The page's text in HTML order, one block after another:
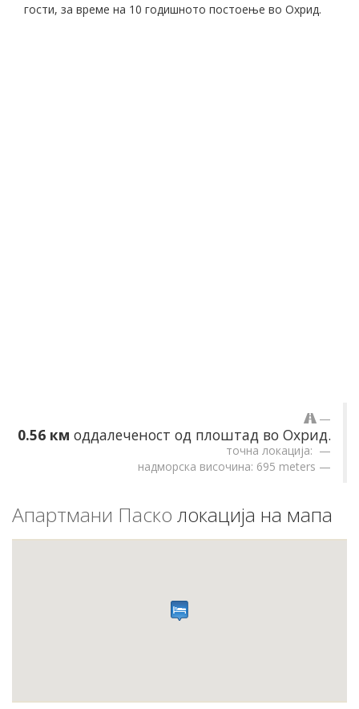
гости, за време на 10 годишното постоење во Охрид.
0.56 км оддалеченост од плоштад во Охрид.
точна локација:
надморска височина: 695 meters
Апартмани Паско локација на мапа